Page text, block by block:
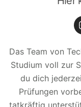
Das Team von
Studium voll zur
du dich
Prüfungen
tatkräftig